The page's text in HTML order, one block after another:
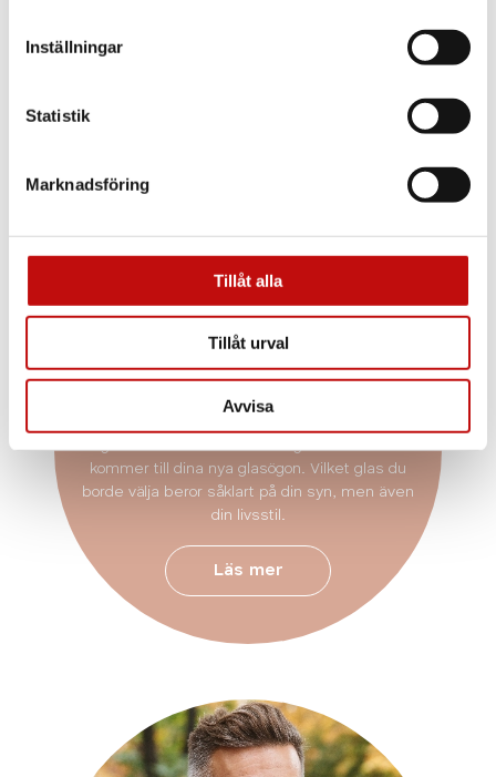
Inställningar
Statistik
Marknadsföring
Tillåt alla
Tillåt urval
Avvisa
Vilket glas är rätt
för just dig?
Enkelslipade, progressiva eller färgskiftande
kommer till dina nya glasögon. Vilket glas du
borde välja beror såklart på din syn, men även
din livsstil.
Läs mer